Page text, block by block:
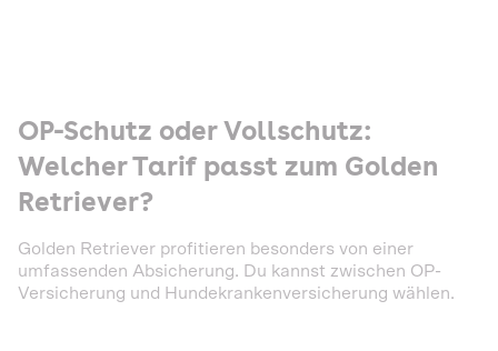
OP-Schutz oder Vollschutz:
Welcher Tarif passt zum Golden
Retriever?
Golden Retriever profitieren besonders von einer
umfassenden Absicherung. Du kannst zwischen OP-
Versicherung und Hundekrankenversicherung wählen.